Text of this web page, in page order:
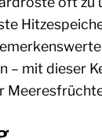
– mit dieser